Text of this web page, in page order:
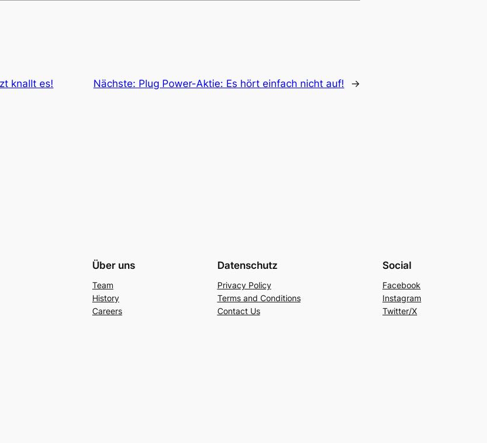
knallt es! Nächste: Plug Power-Aktie: Es hört einfach nicht auf! →
Über uns
Team
History
Careers
Datenschutz
Privacy Policy
Terms and Conditions
Contact Us
Social
Facebook
Instagram
Twitter/X